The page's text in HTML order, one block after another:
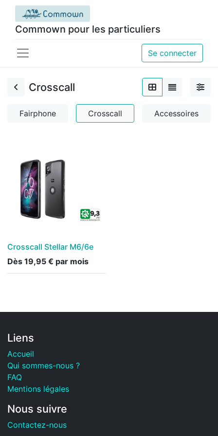
Commown pour les particuliers
Se connecter
Crosscall
Fairphone Crosscall Accessoires
Crosscall Stellar M6/6e
Dès 19,95 € par mois
Liens
Accueil
Qui sommes-nous ?
FAQ
Mentions légales
Nous suivre
Contactez-nous